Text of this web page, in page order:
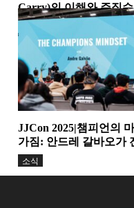
Carry)의 이해와 주짓
의 활용
스탠딩
JJCon 2025|챔피언의
가짐: 안드레 갈바오가
정신력과 변화의 힘
소식